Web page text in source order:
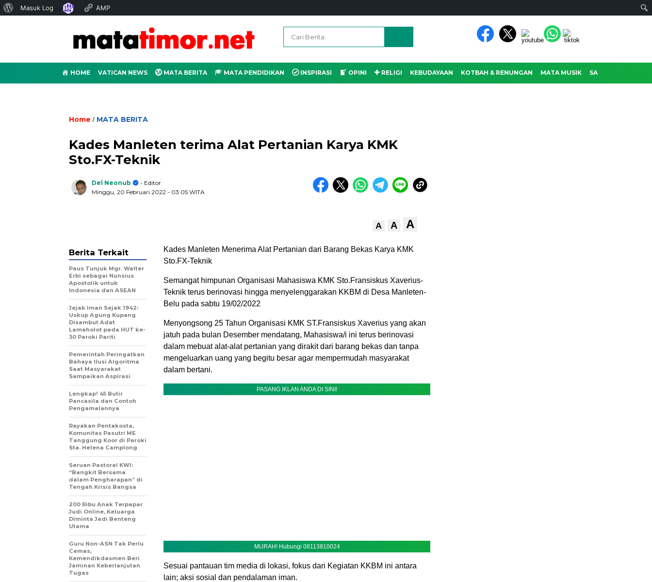
Tentang
Masuk Log AMP
HOME VATICAN NEWS MATA BERITA MATA PENDIDIKAN INSPIRASI OPINI RELIGI KEBUDAYAAN KOTBAH & RENUNGAN MATA MUSIK SASTRA
Home / MATA BERITA
Kades Manleten terima Alat Pertanian Karya KMK
Sto.FX-Teknik
Del Neonub
- Editor
Minggu, 20 Februari 2022 - 03:05 WITA
A A A
Kades Manleten Menerima Alat Pertanian dari Barang Bekas Karya KMK
Sto.FX-Teknik
Semangat himpunan Organisasi Mahasiswa KMK Sto.Fransiskus Xaverius-
Teknik terus berinovasi hingga menyelenggarakan KKBM di Desa Manleten-
Belu pada sabtu 19/02/2022
Menyongsong 25 Tahun Organisasi KMK ST.Fransiskus Xaverius yang akan
jatuh pada bulan Desember mendatang, Mahasiswa/i ini terus berinovasi
dalam mebuat alat-alat pertanian yang dirakit dari barang bekas dan tanpa
mengeluarkan uang yang begitu besar agar mempermudah masyarakat
dalam bertani.
PASANG IKLAN ANDA DI SINI!
MURAH! Hubungi 08113810024
Sesuai pantauan tim media di lokasi, fokus dari Kegiatan KKBM ini antara
lain; aksi sosial dan pendalaman iman.
Berita Terkait
Paus Tunjuk Mgr. Walter
Erbì sebagai Nunsius
Apostolik untuk
Indonesia dan ASEAN
Jejak Iman Sejak 1942:
Uskup Agung Kupang
Disambut Adat
Lamaholot pada HUT ke-
30 Paroki Pariti
Pemerintah Peringatkan
Bahaya Ilusi Algoritma
Saat Masyarakat
Sampaikan Aspirasi
Lengkap! 45 Butir
Pancasila dan Contoh
Pengamalannya
Rayakan Pentakosta,
Komunitas Pasutri ME
Tanggung Koor di Paroki
Sta. Helena Camplong
Seruan Pastoral KWI:
“Bangkit Bersama
dalam Pengharapan” di
Tengah Krisis Bangsa
200 Ribu Anak Terpapar
Judi Online, Keluarga
Diminta Jadi Benteng
Utama
Guru Non-ASN Tak Perlu
Cemas,
Kemendikdasmen Beri
Jaminan Keberlanjutan
Tugas